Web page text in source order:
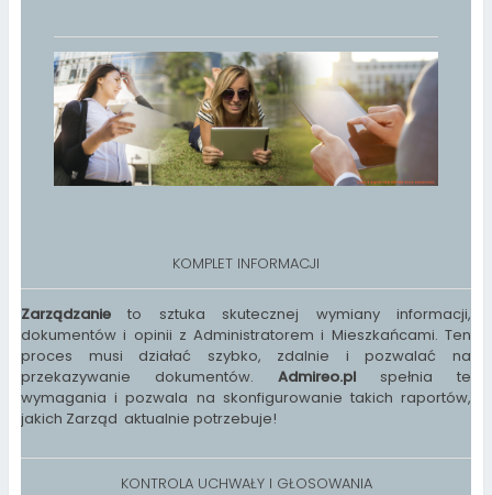
KOMPLET INFORMACJI
Zarządzanieto sztuka skutecznej wymiany informacji,
dokumentów i opinii z Administratorem i Mieszkańcami. Ten
proces musi działać szybko, zdalnie i pozwalać na
przekazywanie dokumentów. Admireo.pl spełnia te
wymagania i pozwala na skonfigurowanie takich raportów,
jakich Zarząd aktualnie potrzebuje!
KONTROLA UCHWAŁY I GŁOSOWANIA